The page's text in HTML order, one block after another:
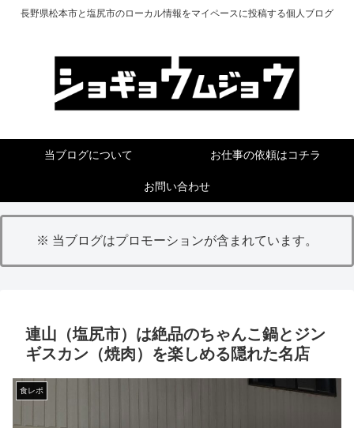
長野県松本市と塩尻市のローカル情報をマイペースに投稿する個人ブログ
当ブログについて お仕事の依頼はコチラ
お問い合わせ
※ 当ブログはプロモーションが含まれています。
連山（塩尻市）は絶品のちゃんこ鍋とジン
ギスカン（焼肉）を楽しめる隠れた名店
食レポ